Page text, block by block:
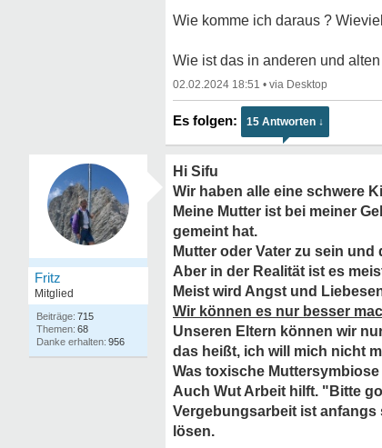
Wie komme ich daraus ?
Wie ist das in anderen und
02.02.2024 18:51 •
15 Antworten ↓
Fritz
Mitglied
715
68
956
Hi Sifu
Wir haben alle eine schwere
Meine Mutter ist bei meiner
gemeint hat.
Mutter oder Vater zu sein
Aber in der Realität ist es
Meist wird Angst und
Wir können es nur besser
Unseren Eltern können wir
das heißt, ich will mich nicht
Was toxische
Auch Wut Arbeit hilft. "Bitte
Vergebungsarbeit ist
lösen.